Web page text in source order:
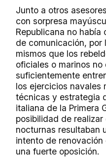
Junto a otros
con sorpresa
Republicana no
de comunicación, por
mismos que los
oficiales o marinos no
suficientemente
los ejercicios navales
técnicas y estrategia
italiana de la Primera
posibilidad de
nocturnas resultaban
intento de renovación
una fuerte oposición.